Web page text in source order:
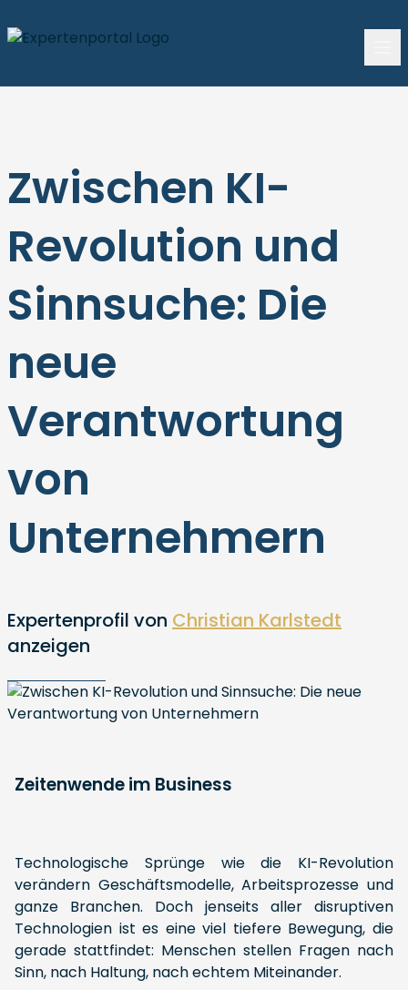
Zwischen KI-
Revolution und
Sinnsuche: Die
neue
Verantwortung
von
Unternehmern
Expertenprofil von Christian Karlstedt
anzeigen
Zeitenwende im Business
Technologische Sprünge wie die KI-Revolution
verändern Geschäftsmodelle, Arbeitsprozesse und
ganze Branchen. Doch jenseits aller disruptiven
Technologien ist es eine viel tiefere Bewegung, die
gerade stattfindet: Menschen stellen Fragen nach
Sinn, nach Haltung, nach echtem Miteinander.